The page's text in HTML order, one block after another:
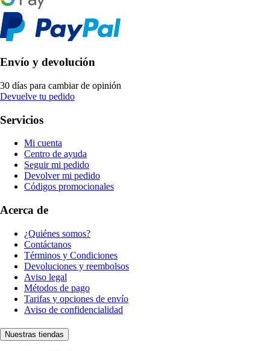
Envío y devolución
30 días para cambiar de opinión
Devuelve tu pedido
Servicios
Mi cuenta
Centro de ayuda
Seguir mi pedido
Devolver mi pedido
Códigos promocionales
Acerca de
¿Quiénes somos?
Contáctanos
Términos y Condiciones
Devoluciones y reembolsos
Aviso legal
Métodos de pago
Tarifas y opciones de envío
Aviso de confidencialidad
Nuestras tiendas